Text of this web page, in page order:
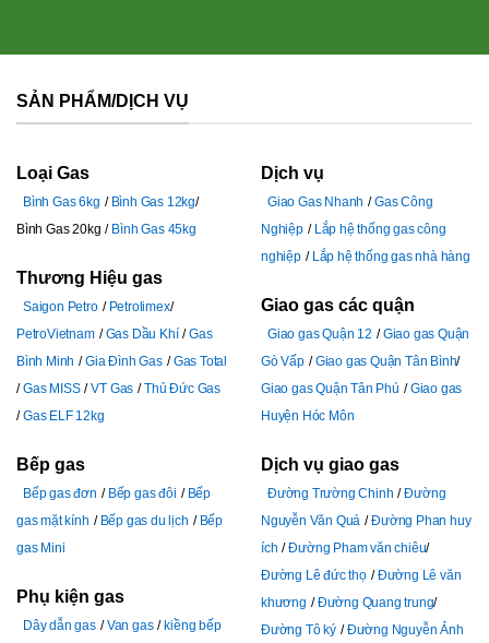
SẢN PHẨM/DỊCH VỤ
Loại Gas
Bình Gas 6kg
Bình Gas 12kg
Bình Gas 20kg
Bình Gas 45kg
Thương Hiệu gas
Saigon Petro
Petrolimex
PetroVietnam
Gas Dầu Khí
Gas
Bình Minh
Gia Đình Gas
Gas Total
Gas MISS
VT Gas
Thủ Đức Gas
Gas ELF 12kg
Bếp gas
Bếp gas đơn Bếp gas đôi
Bếp
gas mặt kính
Bếp gas du lịch
Bếp
gas Mini
Phụ kiện gas
Dây dẫn gas Van gas
kiềng bếp
Dịch vụ
Giao Gas Nhanh
Gas Công
Nghiệp
Lắp hệ thống gas công
nghiệp
Lắp hệ thống gas nhà hàng
Giao gas các quận
Giao gas Quận 12
Giao gas Quận
Gò Vấp
Giao gas Quận Tân Bình
Giao gas Quận Tân Phú
Giao gas
Huyện Hóc Môn
Dịch vụ giao gas
Đường Trường Chinh
Đường
Nguyễn Văn Quá
Đường Phan huy
ích
Đường Pham văn chiêu
Đường Lê đức thọ
Đường Lê văn
khương
Đường Quang trung
Đường Tô ký
Đường Nguyễn Ảnh